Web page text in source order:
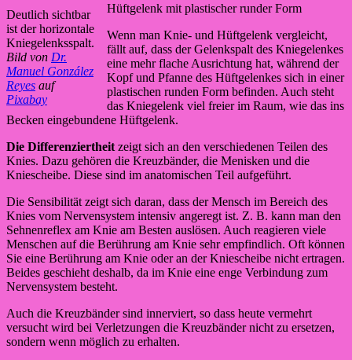
Deutlich sichtbar
ist der horizontale
Kniegelenksspalt.
Bild von Dr.
Manuel González
Reyes auf
Pixabay
Hüftgelenk mit plastischer runder Form
Wenn man Knie- und Hüftgelenk vergleicht,
fällt auf, dass der Gelenkspalt des Kniegelenkes
eine mehr flache Ausrichtung hat, während der
Kopf und Pfanne des Hüftgelenkes sich in einer
plastischen runden Form befinden. Auch steht
das Kniegelenk viel freier im Raum, wie das ins
Becken eingebundene Hüftgelenk.
Die Differenziertheit zeigt sich an den verschiedenen Teilen des
Knies. Dazu gehören die Kreuzbänder, die Menisken und die
Kniescheibe. Diese sind im anatomischen Teil aufgeführt.
Die Sensibilität zeigt sich daran, dass der Mensch im Bereich des
Knies vom Nervensystem intensiv angeregt ist. Z. B. kann man den
Sehnenreflex am Knie am Besten auslösen. Auch reagieren viele
Menschen auf die Berührung am Knie sehr empfindlich. Oft können
Sie eine Berührung am Knie oder an der Kniescheibe nicht ertragen.
Beides geschieht deshalb, da im Knie eine enge Verbindung zum
Nervensystem besteht.
Auch die Kreuzbänder sind innerviert, so dass heute vermehrt
versucht wird bei Verletzungen die Kreuzbänder nicht zu ersetzen,
sondern wenn möglich zu erhalten.